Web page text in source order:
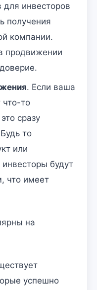
инвесторов
получения
компании.
продвижении
. Если ваша
что-то
сразу
то
или
будут
что имеет
на
успешно